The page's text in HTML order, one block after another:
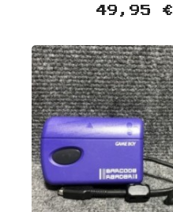
49,95 €